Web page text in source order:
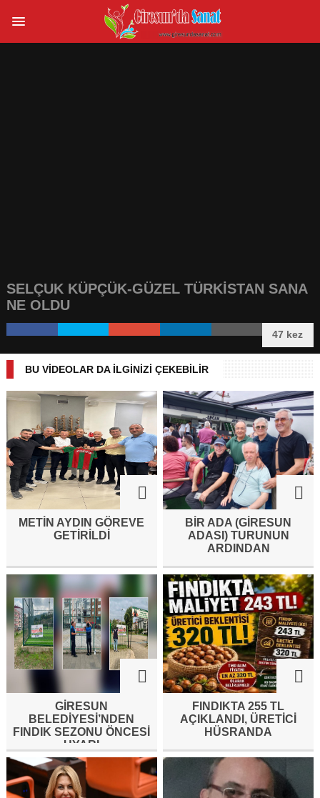
SELÇUK KÜPÇÜK-GÜZEL TÜRKİSTAN SANA
NE OLDU
47 kez
BU VİDEOLAR DA İLGİNİZİ ÇEKEBİLİR
METİN AYDIN GÖREVE
GETİRİLDİ
BİR ADA (GİRESUN
ADASI) TURUNUN
ARDINDAN
GİRESUN
BELEDİYESİ’NDEN
FINDIK SEZONU ÖNCESİ
UYARI
FINDIKTA 255 TL
AÇIKLANDI, ÜRETİCİ
HÜSRANDA